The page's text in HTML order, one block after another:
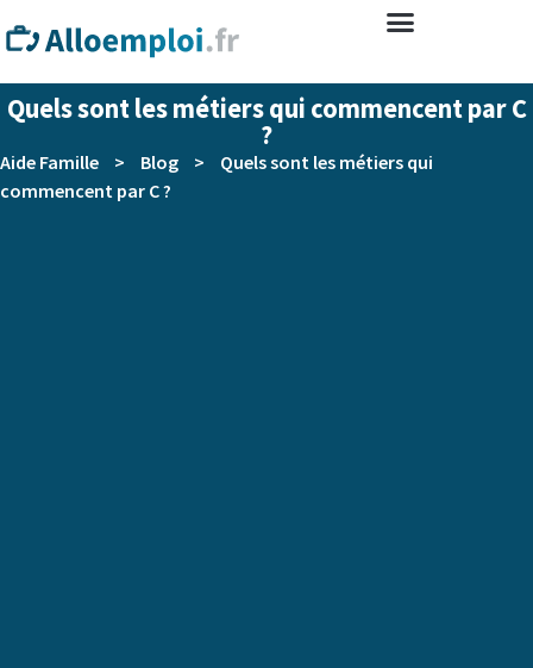
Quels sont les métiers qui commencent par C
?
Aide Famille > Blog >
Quels sont les métiers qui
commencent par C ?